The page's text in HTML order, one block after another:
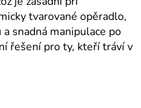
tvarované opěradlo,
snadná manipulace po
řešení pro ty, kteří tráví v